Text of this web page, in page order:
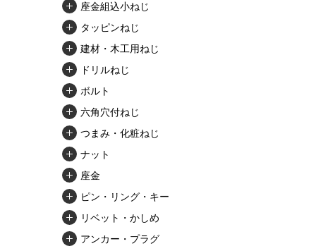
座金組込小ねじ
タッピンねじ
建材・木工用ねじ
ドリルねじ
ボルト
六角穴付ねじ
つまみ・化粧ねじ
ナット
座金
ピン・リング・キー
リベット・かしめ
アンカー・プラグ